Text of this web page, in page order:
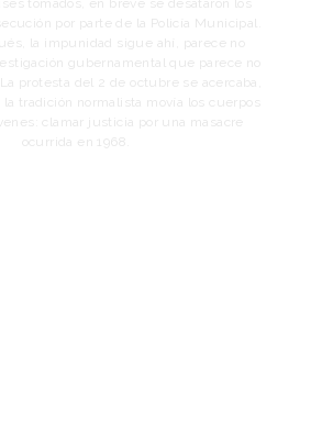
tomados, en breve se desataron los
por parte de la Policía Municipal.
la impunidad sigue ahí, parece no
gubernamental que parece no
protesta del 2 de octubre se acercaba,
la tradición normalista movía los cuerpos
clamar justicia por una masacre
ocurrida en 1968.